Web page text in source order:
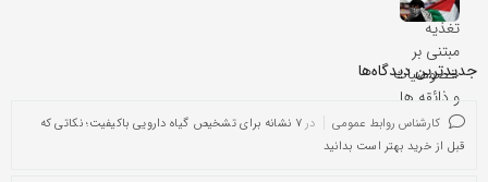
جدیدترین دیدگاه‌‌ها
کارشناس روابط عمومی در
۷ نشانه برای تشخیص گیاه دارویی باکیفیت؛ نکاتی که
قبل از خرید بهتر است بدانید